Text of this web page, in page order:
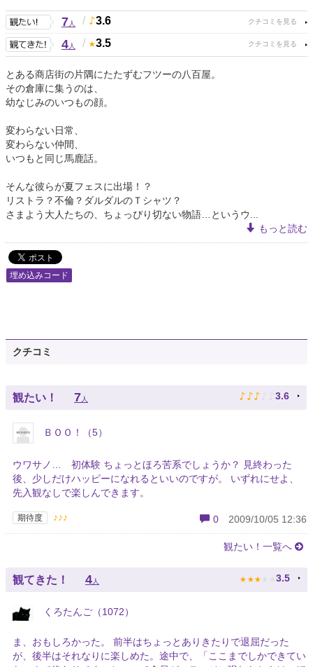
7人 / 3.6
4人 / 3.5
とある商店街の片隅にたたずむフツーの八百屋。
その倉庫に集うのは、
幼なじみのいつもの顔。
変わらない日常、
変わらない仲間、
いつもと同じ馬鹿話。
そんな彼らが夏フェスに出場！？
リストラ？不倫？ダルダルのＴシャツ？
さまよう大人たちの、ちょっぴり切ない物語…というウ...
もっと読む
埋め込みコード
クチコミ
観たい！ 7人 ♪ ♪ ♪ ♪ ♪ 3.6
ＢＯＯ！（5）
ウワサノ… 初体験 ちょっとほろ苦系でしょうか？ 見終わった
後、少しだけハッピーになれるといいのですが。 いずれにせよ、
先入観なしで楽しんできます。
期待度 ♪♪♪ 0 2009/10/05 12:36
観たい！一覧へ
観てきた！ 4 人 ★ ★ ★ ★ ★ 3.5
くろたんご（1072）
ま、おもしろかった。 前半はちょっとありきたりで退屈だった
が、後半はそれなりに楽しめた。途中で、「ここまでしかできてい